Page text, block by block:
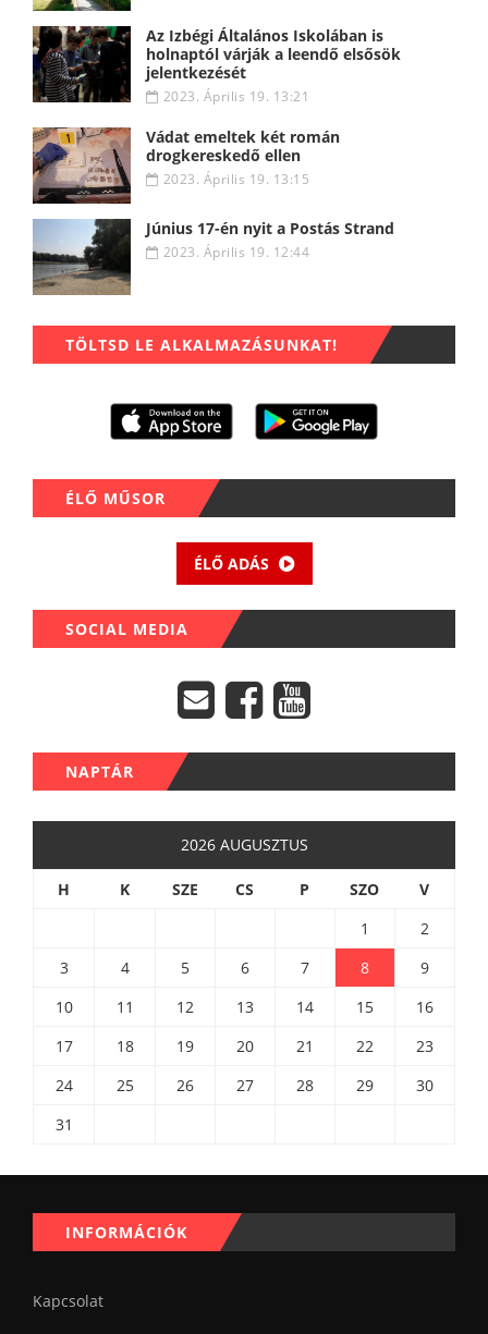
Az Izbégi Általános Iskolában is
holnaptól várják a leendő elsősök
jelentkezését
2023. Április 19. 13:21
Vádat emeltek két román
drogkereskedő ellen
2023. Április 19. 13:15
Június 17-én nyit a Postás Strand
2023. Április 19. 12:44
TÖLTSD LE ALKALMAZÁSUNKAT!
ÉLŐ MŰSOR
ÉLŐ ADÁS
SOCIAL MEDIA
NAPTÁR
2026 AUGUSZTUS
H K SZE CS P SZO
V
1
2
3
4 5 6 7 8
9
10
11 12 13 14 15
16
17
18 19 20 21 22
23
24
25 26 27 28 29
30
31
INFORMÁCIÓK
Kapcsolat